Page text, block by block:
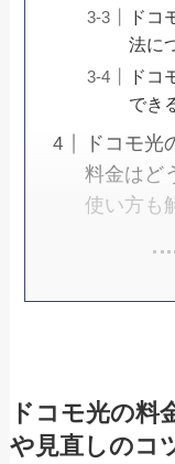
ドコ
法に
ドコ
でき
ドコモ
料金はど
使い方も
ドコモ光の料
や見直しのコ